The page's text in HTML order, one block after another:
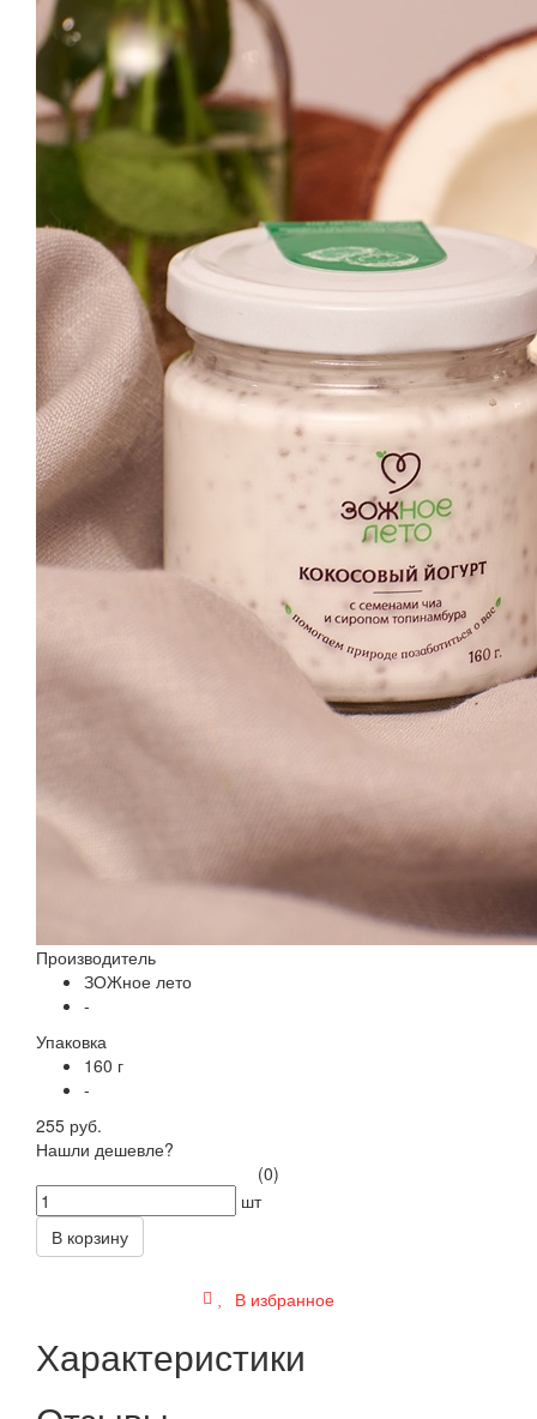
Производитель
ЗОЖное лето
-
Упаковка
160 г
-
255 руб.
Нашли дешевле?
(0)
шт
В корзину
В избранное
Характеристики